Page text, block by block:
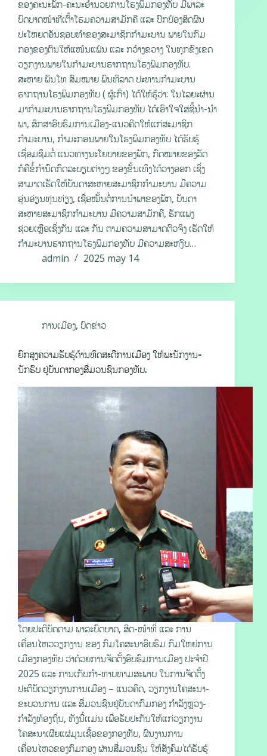
ຂອງຄະນະພັກ-ຄະນະອໍານວຍການໂຮງພິມກອງທັບ ມີພາລະ
ບົດບາດໜ້າທີ່ເຕົ້າໂຮມຄວາມສາມັກຄີ ແລະ ປົກປ້ອງສິດຜົນ
ປະໂຫຍດອັນຊອບທຳຂອງສະມາຊິກກຳມະບານ ພາຍໃນກົມ
ກອງຂອງຕົນໃຫ້ແໜ້ນແຟ້ນ ແລະ ກວ້າງຂວາງ ໃນທຸກຂົງເຂດ
ວຽກງານພາຍໃນກຳມະບານຮາກຖານໂຮງພິມກອງທັບ.
ສະຫາຍ ພັນໂທ ສົມໝາຍ ພົນທິລາດ ປະທານກຳມະບານ
ຮາກຖານໂຮງພິມກອງທັບ ( ຜູ້ເກົ່າ) ໄດ້ໃຫ້ຮູ້ວ່າ: ໃນໄລຍະຜ່ານ
ມາກຳມະບານຮາກຖານໂຮງພິມກອງທັບ ໄດ້ເອົາໃຈໃສ່ຊີ້ນໍາ-ນໍາ
ພາ, ສຶກສາອົບຮົມການເມືອງ-ແນວຄິດໃຫ້ແກ່ສະມາຊິກ
ກຳມະບານ, ກຳມະກອນພາຍໃນໂຮງພິມກອງທັບ ໄດ້ຮັບຮູ້
ເຊື່ອມຊຶມຕໍ່ ແນວທາງນະໂຍບາຍຂອງພັກ, ກົດໝາຍຂອງລັດ
ກໍຄືຂໍ້ກຳນົດກົດລະບຽບຕ່າງໆ ຂອງຂັ້ນເທິງໄດ້ວາງອອກ ເຊິ່ງ
ສາມາດເຮັດໃຫ້ບັນດາສະຫາຍສະມາຊິກກຳມະບານ ມີຄວາມ
ອຸ່ນອ່ຽນທຸ່ນທ່ຽງ, ເຊື່ອໝັ້ນຕໍ່ການນໍາພາຂອງພັກ, ບັນດາ
ສະຫາຍສະມາຊິກກຳມະບານ ມີຄວາມສາມັກຄີ, ຮັກແພງ
ຊ່ວຍເຫຼືອເຊິ່ງກັນ ແລະ ກັນ ຕາມຄວາມສາມາດຕົວຈິງ ເຮັດໃຫ້
ກຳມະບານຮາກຖານໂຮງພິມກອງທັບ ມີຄວາມສະຫງົບ…
admin
2025 may 14
ການເມືອງ, ບົດຂ່າວ
ຍົກສູງຄວາມຮັບຮູ້ດ້ານທິດສະດີການເມືອງ ໃຫ້ພະນັກງານ-
ນັກຮົບ ຢູ່ບັນດາກອງສື່ມວນຊົນກອງທັບ.
ໂດຍປະຕິບັດຕາມ ພາລະບົດບາດ, ສິດ-ໜ້າທີ່ ແລະ ການ
ເຄື່ອນໄຫວວຽກງານ ຂອງ ກົມໂຄສະນາອົບຮົມ ກົມໃຫຍ່ການ
ເມືອງກອງທັບ ວ່າດ້ວຍການຈັດຕັ້ງອົບຮົມການເມືອງ ປະຈໍາປີ
2025 ແລະ ການເກັບກໍາ-ທາບທາມສະພາບ ໃນການຈັດຕັ້ງ
ປະຕິບັດວຽກງານການເມືອງ – ແນວຄິດ, ວຽກງານໂຄສະນາ-
ຂະບວນການ ແລະ ສື່ມວນຊົນຢູ່ບັນດາກົມກອງ ກຳລັງຫຼວງ-
ກຳລັງທ້ອງຖິ່ນ, ທັງນີ້ເເມ່ນ ເພື່ອຮັບປະກັນໃຫ້ແກ່ວຽກງານ
ໂຄສະນາເຜີຍແຜ່ມູນເຊື້ອຂອງກອງທັບ, ຜົນງານການ
ເຄື່ອນໄຫວຂອງກົມກອງ ຜ່ານສື່ມວນຊົນ ໃຫ້ສັງຄົມໄດ້ຮັບຮູ້